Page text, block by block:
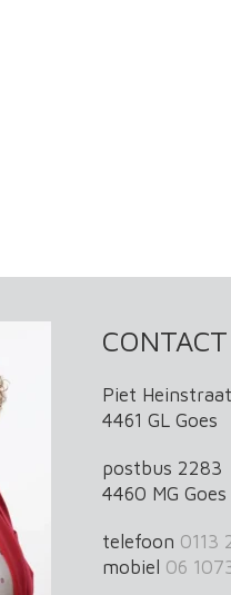
CONTACT
Piet
4461 GL Goes
postbus 2283
4460 MG Goes
telefoon 0113
mobiel 06